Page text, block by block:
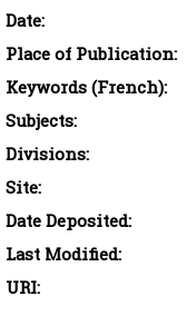
Date:
Place of Publication:
Keywords (French):
Subjects:
Divisions:
Site:
Date Deposited:
Last Modified:
URI: